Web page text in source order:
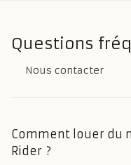
Questions
Nous contacter
Comment louer du
Rider ?